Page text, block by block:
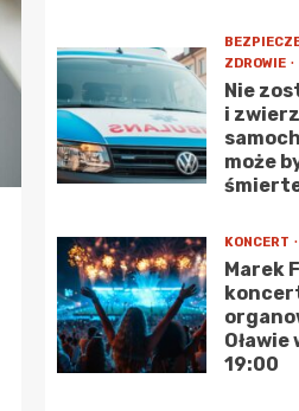
ZDROWIE
Nie
i
może
KONCERT
Marek
Oławie
19:00